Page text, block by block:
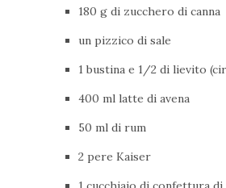
180 g di zucchero di canna
un pizzico di sale
1 bustina e 1/2 di lievito
400 ml latte di avena
50 ml di rum
2 pere Kaiser